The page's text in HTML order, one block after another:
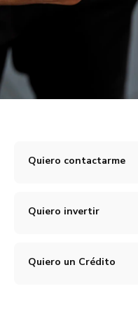
Quiero contactarme
Quiero invertir
Quiero un Crédito